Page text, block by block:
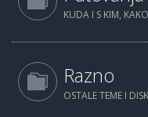
KUDA I S KIM,
Razno
OSTALE TEME I